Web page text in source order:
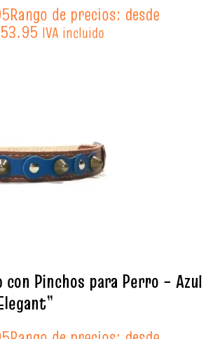
Rango de precios: desde
IVA incluido
con Pinchos para Perro – Azul